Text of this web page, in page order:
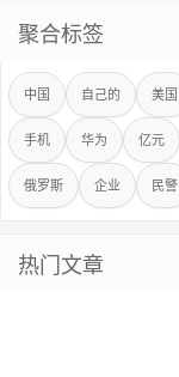
聚合标签
中国 自己的 美国
手机 华为 亿元
俄罗斯 企业 民警
热门文章